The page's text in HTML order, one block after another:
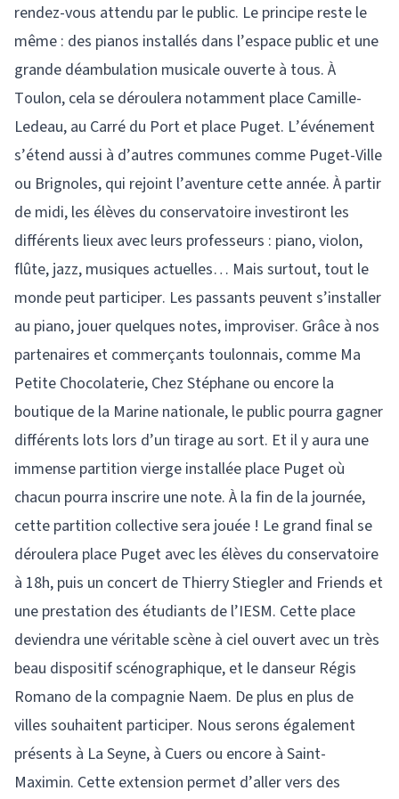
rendez-vous attendu par le public. Le principe reste le
même : des pianos installés dans l’espace public et une
grande déambulation musicale ouverte à tous. À
Toulon, cela se déroulera notamment place Camille-
Ledeau, au Carré du Port et place Puget. L’événement
s’étend aussi à d’autres communes comme Puget-Ville
ou Brignoles, qui rejoint l’aventure cette année. À partir
de midi, les élèves du conservatoire investiront les
différents lieux avec leurs professeurs : piano, violon,
flûte, jazz, musiques actuelles… Mais surtout, tout le
monde peut participer. Les passants peuvent s’installer
au piano, jouer quelques notes, improviser. Grâce à nos
partenaires et commerçants toulonnais, comme Ma
Petite Chocolaterie, Chez Stéphane ou encore la
boutique de la Marine nationale, le public pourra gagner
différents lots lors d’un tirage au sort. Et il y aura une
immense partition vierge installée place Puget où
chacun pourra inscrire une note. À la fin de la journée,
cette partition collective sera jouée ! Le grand final se
déroulera place Puget avec les élèves du conservatoire
à 18h, puis un concert de Thierry Stiegler and Friends et
une prestation des étudiants de l’IESM. Cette place
deviendra une véritable scène à ciel ouvert avec un très
beau dispositif scénographique, et le danseur Régis
Romano de la compagnie Naem. De plus en plus de
villes souhaitent participer. Nous serons également
présents à La Seyne, à Cuers ou encore à Saint-
Maximin. Cette extension permet d’aller vers des